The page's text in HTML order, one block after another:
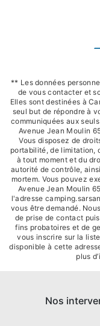
** Les données
de vous contacter et
Elles sont destinées à
seul but de répondre à
communiquées aux
Avenue Jean Moulin
Vous disposez de
portabilité, de limitation,
à tout moment et du
autorité de contrôle,
mortem. Vous pouvez
Avenue Jean Moulin
l'adresse
vous être demandé.
de prise de contact
fins probatoires et de
vous inscrire sur la
disponible à cette
plus
Nos